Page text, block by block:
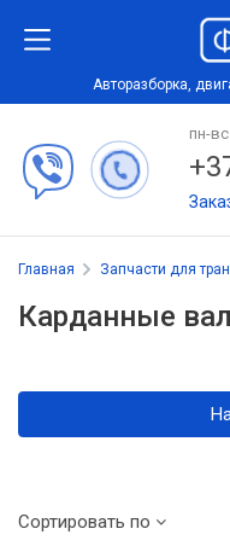
Авторазборка,
пн-
Главная Запчасти для
Карданные
Сортировать по